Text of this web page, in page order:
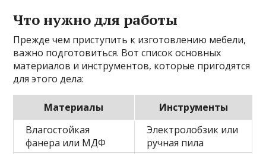
Что нужно для работы
Прежде чем приступить к изготовлению мебели,
важно подготовиться. Вот список основных
материалов и инструментов, которые пригодятся
для этого дела:
Материалы
Инструменты
Влагостойкая
фанера или МДФ
Электролобзик или
ручная пила